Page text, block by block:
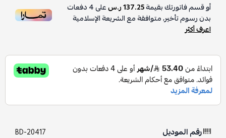
أو قسم فاتورتك بقيمة137.25 ر.س على4دفعات
بدون رسوم تأخير، متوافقة مع الشريعة الإسلامية
اعرف أكثر
رقم الموديل BD-20417